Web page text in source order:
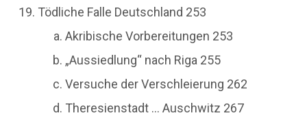
Tödliche Falle Deutschland 253
Akribische Vorbereitungen 253
„Aussiedlung“ nach Riga 255
Versuche der Verschleierung 262
Theresienstadt ... Auschwitz 267